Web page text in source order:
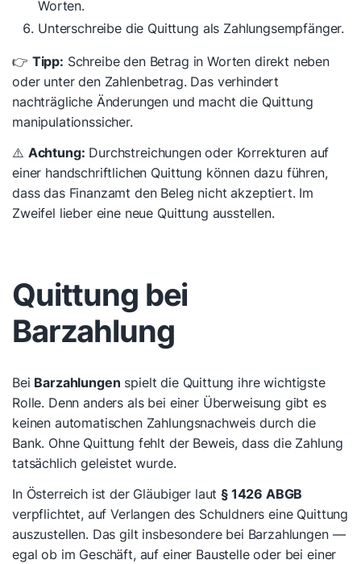
Worten.
Unterschreibe die Quittung als Zahlungsempfänger.
👉 Tipp: Schreibe den Betrag in Worten direkt neben
oder unter den Zahlenbetrag. Das verhindert
nachträgliche Änderungen und macht die Quittung
manipulationssicher.
⚠️ Achtung: Durchstreichungen oder Korrekturen auf
einer handschriftlichen Quittung können dazu führen,
dass das Finanzamt den Beleg nicht akzeptiert. Im
Zweifel lieber eine neue Quittung ausstellen.
Quittung bei
Barzahlung
Bei Barzahlungen spielt die Quittung ihre wichtigste
Rolle. Denn anders als bei einer Überweisung gibt es
keinen automatischen Zahlungsnachweis durch die
Bank. Ohne Quittung fehlt der Beweis, dass die Zahlung
tatsächlich geleistet wurde.
In Österreich ist der Gläubiger laut § 1426 ABGB
verpflichtet, auf Verlangen des Schuldners eine Quittung
auszustellen. Das gilt insbesondere bei Barzahlungen —
egal ob im Geschäft, auf einer Baustelle oder bei einer